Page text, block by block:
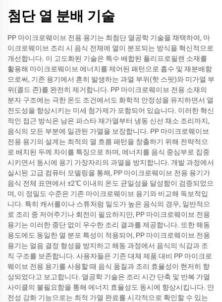
첨단 열 분배 기술
PP 마이크로웨이브 전용 용기는 최첨단 열공학 기술을 채택하여, 마
이크로웨이브 조리 시 음식 전체에 열이 분포되는 방식을 혁신적으로
개선합니다. 이 고도화된 기술은 특수 배합된 폴리프로필렌 소재를
활용해 마이크로웨이브 에너지를 제어된 패턴으로 흡수 및 재분배함
으로써, 기존 용기에서 흔히 발생하는 과열 부위(핫 스팟)와 미가열 부
위(콜드 존)를 완전히 제거합니다. PP 마이크로웨이브 전용 소재의
분자 구조에는 극한 온도 조건에서도 화학적 안정성을 유지하면서 열
전도성을 향상시키는 미세 첨가제가 포함되어 있습니다. 이러한 혁신
적인 접근 방식은 남은 파스타 재가열부터 냉동 신선 채소 조리까지,
음식의 모든 부분에 일관된 가열을 보장합니다. PP 마이크로웨이브
전용 용기의 설계는 최적의 열 흐름 패턴을 창출하기 위해 전략적으
로 배치된 두께 차이를 특징으로 하며, 에너지를 음식 중심부로 집중
시키면서 동시에 용기 가장자리의 과열을 방지합니다. 개발 과정에서
실시된 고급 컴퓨터 모델링을 통해, PP 마이크로웨이브 전용 용기가
음식 전체 표면에서 ±2℃ 이내의 온도 균일성을 달성함이 검증되었으
며, 이 정밀도 수준은 기존 마이크로웨이브 용기와 비교해 독보적입
니다. 특히 캐서롤이나 스튜처럼 밀도가 높은 음식의 경우, 일반적으
로 조리 중 저어주기나 회전이 필요하지만, PP 마이크로웨이브 전용
용기는 이러한 중단 없이 우수한 조리 결과를 제공합니다. 또한 해동
용도에도 동일한 열 분포 특성이 적용되어, PP 마이크로웨이브 전용
용기는 얼음 결정 형성을 방지하고 해동 과정에서 음식의 식감과 조
직 구조를 보존합니다. 사용자들은 기존 대체 제품 대비 PP 마이크로
웨이브 전용 용기를 사용할 때 음식 품질과 조리 효율성이 현저히 향
상되었다고 보고합니다. 열공학 기술은 조리 시간 단축 및 반복 가열
사이클의 불필요함을 통해 에너지 효율성도 동시에 향상시킵니다. 안
전성 강화 기능으로는 최적 가열 완료를 시각적으로 확인할 수 있는